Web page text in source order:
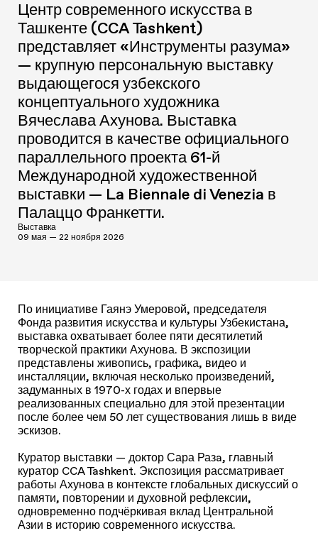
Центр современного искусства в
Ташкенте (CCA Tashkent)
представляет «Инструменты разума»
— крупную персональную выставку
выдающегося узбекского
концептуального художника
Вячеслава Ахунова. Выставка
проводится в качестве официального
параллельного проекта 61-й
Международной художественной
выставки — La Biennale di Venezia в
Палаццо Франкетти.
Выставка
09 мая — 22 ноября 2026
По инициативе Гаянэ Умеровой, председателя
Фонда развития искусства и культуры Узбекистана,
выставка охватывает более пяти десятилетий
творческой практики Ахунова. В экспозиции
представлены живопись, графика, видео и
инсталляции, включая несколько произведений,
задуманных в 1970-х годах и впервые
реализованных специально для этой презентации
после более чем 50 лет существования лишь в виде
эскизов.
Куратор выставки — доктор Сара Разa, главный
куратор CCA Tashkent. Экспозиция рассматривает
работы Ахунова в контексте глобальных дискуссий о
памяти, повторении и духовной рефлексии,
одновременно подчёркивая вклад Центральной
Азии в историю современного искусства.